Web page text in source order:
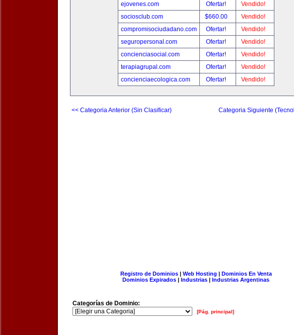
ejovenes.com
Ofertar!
Vendido!
sociosclub.com
$660.00
Vendido!
compromisociudadano.com
Ofertar!
Vendido!
seguropersonal.com
Ofertar!
Vendido!
concienciasocial.com
Ofertar!
Vendido!
terapiagrupal.com
Ofertar!
Vendido!
concienciaecologica.com
Ofertar! Vendido!
<< Categoria Anterior (Sin Clasificar) Categoria Siguiente
Registro de Dominios| Web Hosting | Dominios En Venta
Dominios Expirados | Industrias | Industrias Argentinas
Categorías de Dominio:
[Pág. principal]